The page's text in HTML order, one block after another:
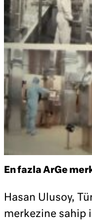
En fazla ArGe
Hasan Ulusoy,
merkezine sahip